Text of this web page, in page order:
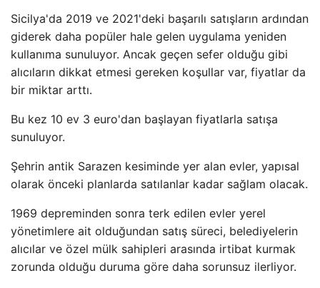
Sicilya'da 2019 ve 2021'deki başarılı satışların ardından
giderek daha popüler hale gelen uygulama yeniden
kullanıma sunuluyor. Ancak geçen sefer olduğu gibi
alıcıların dikkat etmesi gereken koşullar var, fiyatlar da
bir miktar arttı.
Bu kez 10 ev 3 euro'dan başlayan fiyatlarla satışa
sunuluyor.
Şehrin antik Sarazen kesiminde yer alan evler, yapısal
olarak önceki planlarda satılanlar kadar sağlam olacak.
1969 depreminden sonra terk edilen evler yerel
yönetimlere ait olduğundan satış süreci, belediyelerin
alıcılar ve özel mülk sahipleri arasında irtibat kurmak
zorunda olduğu duruma göre daha sorunsuz ilerliyor.